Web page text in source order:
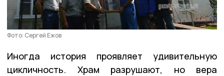
Фото: Сергей Ежов
Иногда история проявляет удивительную
цикличность. Храм разрушают, но вера